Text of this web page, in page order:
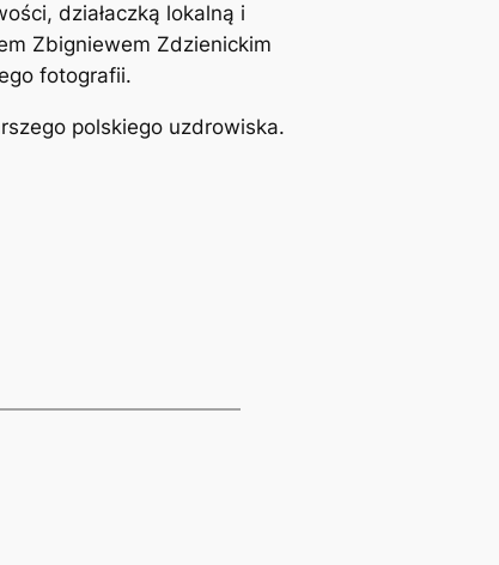
działaczką lokalną i
Zbigniewem Zdzienickim
fotografii.
polskiego uzdrowiska.